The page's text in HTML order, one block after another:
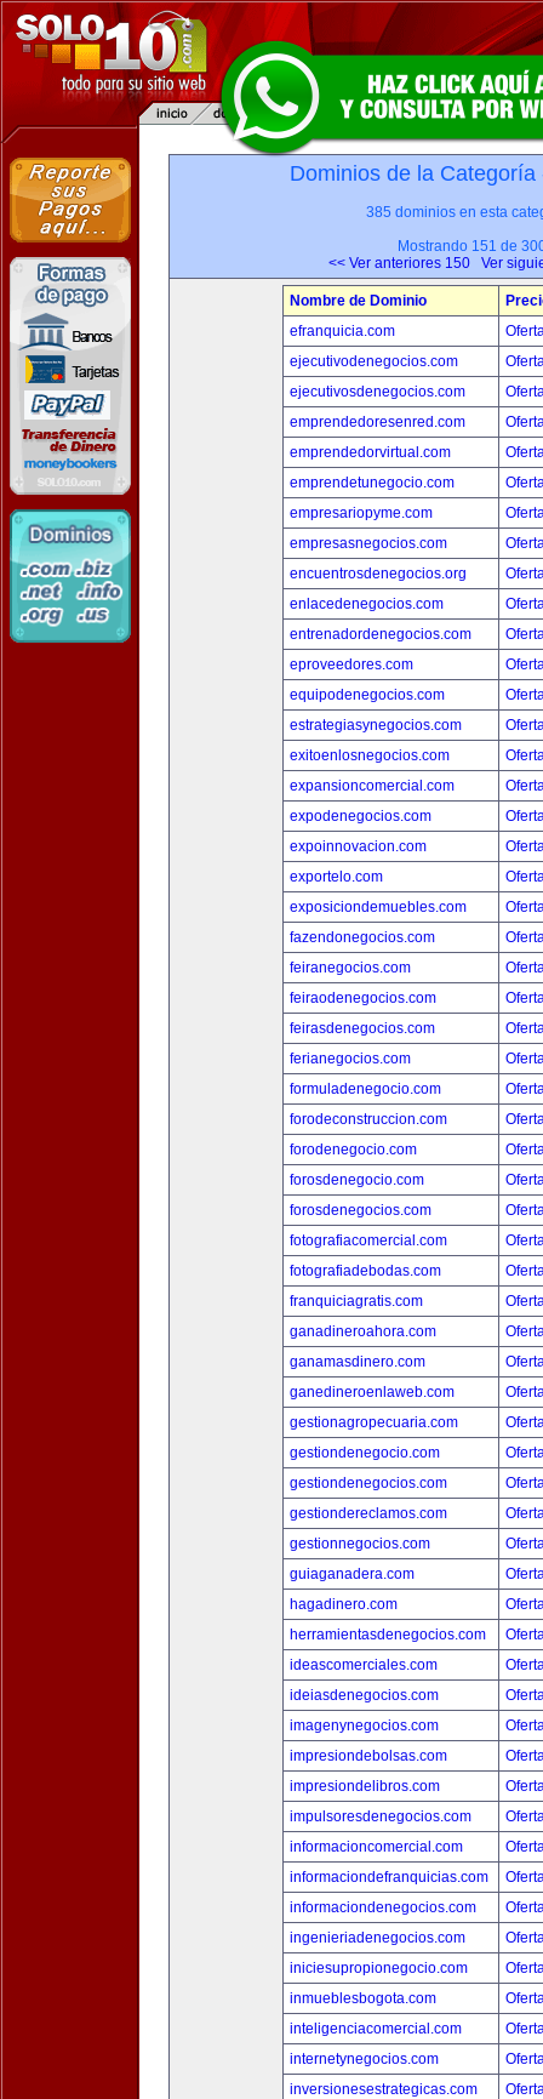
Dominios de la
385 dominios en esta
Mostrando 151 de
<< Ver anteriores 150
Ver
Nombre de Dominio
efranquicia.com
ejecutivodenegocios.com
ejecutivosdenegocios.com
emprendedoresenred.com
emprendedorvirtual.com
emprendetunegocio.com
empresariopyme.com
empresasnegocios.com
encuentrosdenegocios.org
enlacedenegocios.com
entrenadordenegocios.com
eproveedores.com
equipodenegocios.com
estrategiasynegocios.com
exitoenlosnegocios.com
expansioncomercial.com
expodenegocios.com
expoinnovacion.com
exportelo.com
exposiciondemuebles.com
fazendonegocios.com
feiranegocios.com
feiraodenegocios.com
feirasdenegocios.com
ferianegocios.com
formuladenegocio.com
forodeconstruccion.com
forodenegocio.com
forosdenegocio.com
forosdenegocios.com
fotografiacomercial.com
fotografiadebodas.com
franquiciagratis.com
ganadineroahora.com
ganamasdinero.com
ganedineroenlaweb.com
gestionagropecuaria.com
gestiondenegocio.com
gestiondenegocios.com
gestiondereclamos.com
gestionnegocios.com
guiaganadera.com
hagadinero.com
herramientasdenegocios.com
ideascomerciales.com
ideiasdenegocios.com
imagenynegocios.com
impresiondebolsas.com
impresiondelibros.com
impulsoresdenegocios.com
informacioncomercial.com
informaciondefranquicias.com
informaciondenegocios.com
ingenieriadenegocios.com
iniciesupropionegocio.com
inmueblesbogota.com
inteligenciacomercial.com
internetynegocios.com
inversionesestrategicas.com